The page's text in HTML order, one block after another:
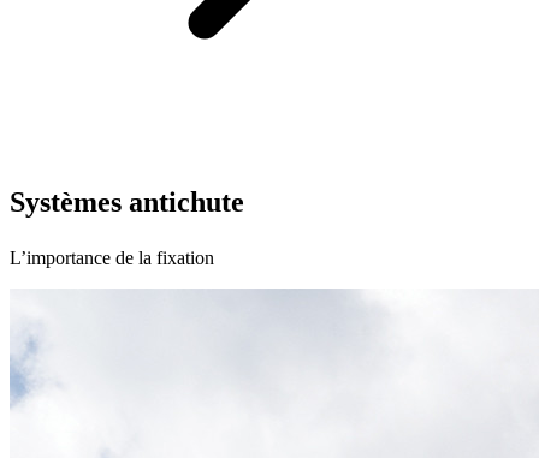
Systèmes antichute
L’importance de la fixation